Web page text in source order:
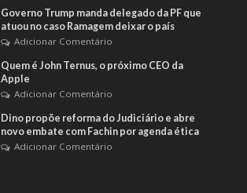
Governo Trump manda delegado da PF que
atuou no caso Ramagem deixar o país
Adicionar Comentário
Quem é John Ternus, o próximo CEO da
Apple
Adicionar Comentário
Dino propõe reforma do Judiciário e abre
novo embate com Fachin por agenda ética
Adicionar Comentário